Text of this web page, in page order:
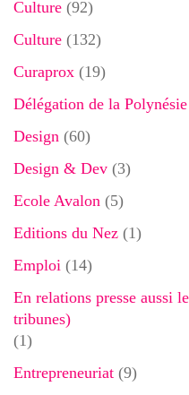
Culture (92)
Culture (132)
Curaprox (19)
Délégation de la
Design (60)
Design & Dev (3)
Ecole Avalon (5)
Editions du Nez (1)
Emploi (14)
En relations presse aussi
tribunes)
(1)
Entrepreneuriat (9)